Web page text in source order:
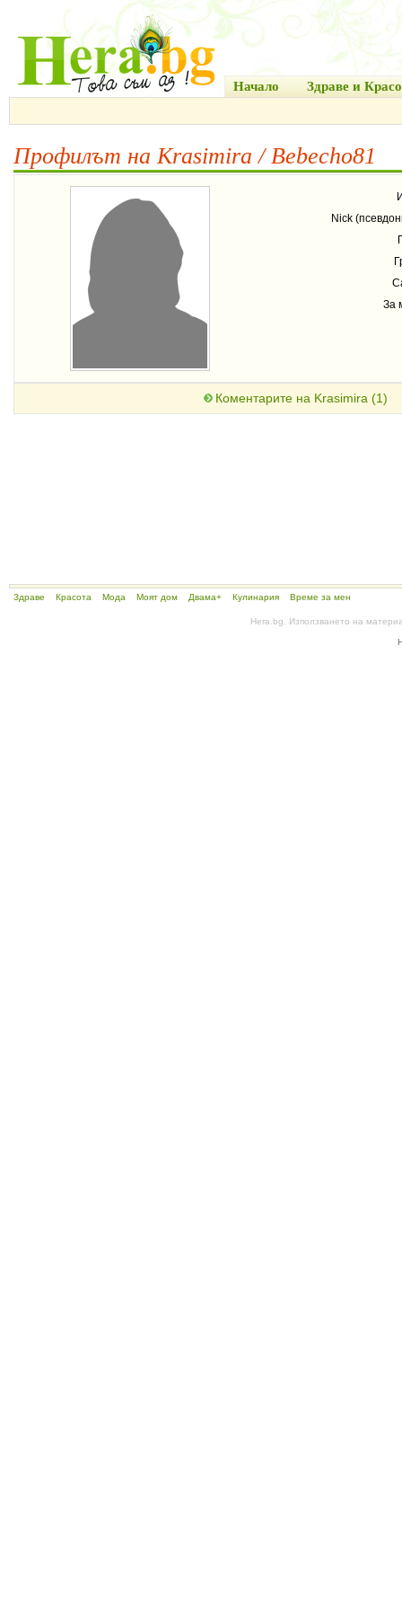
Начало Здраве и
Профилът на Krasimira / Bebecho81
Nick
За
Коментарите на Krasimira (1)
Здраве Красота Мода Моят дом Двама+ Кулинария Време за мен
Hera.bg. Използването на